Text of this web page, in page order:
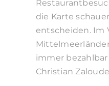
die Karte
entscheiden. Im
immer
Christian